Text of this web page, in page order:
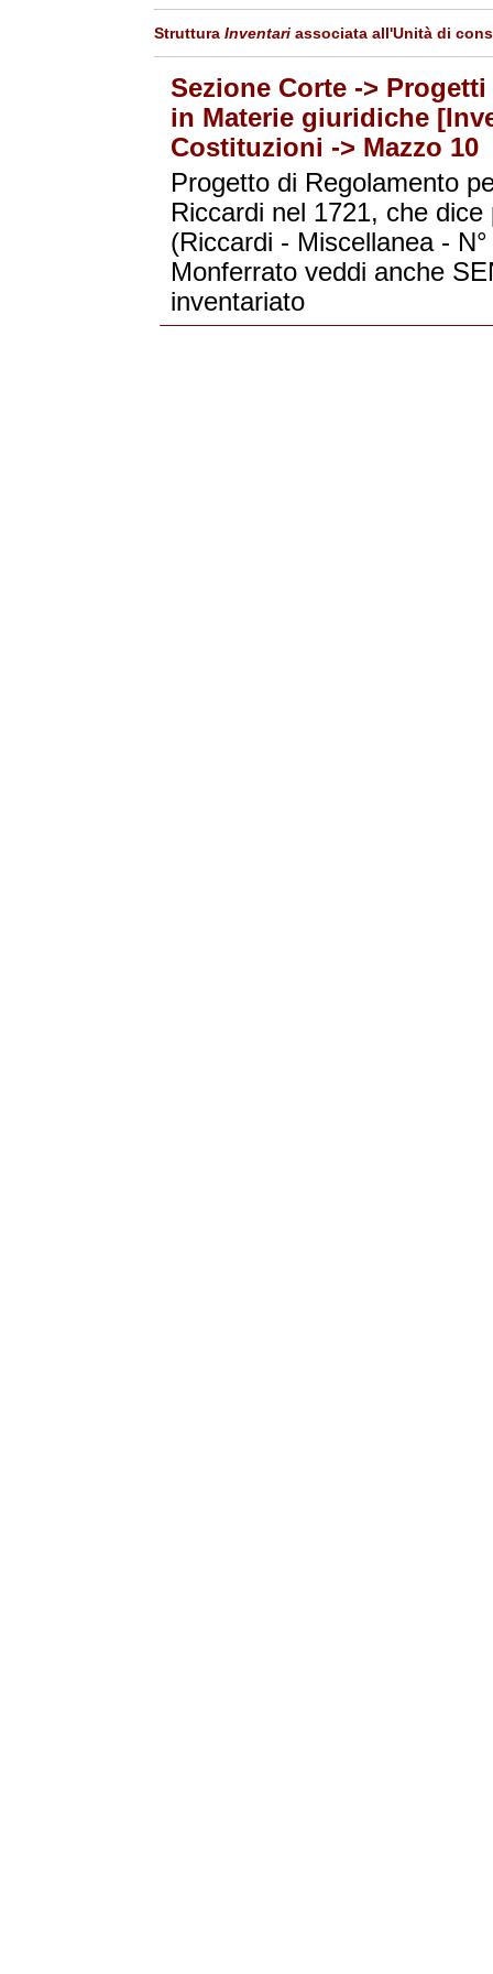
Struttura Inventari associata all'Unità di
Sezione Corte ->
in Materie giuridiche
Costituzioni -> Mazzo 10
Progetto di Regolamento
Riccardi nel 1721, che
(Riccardi - Miscellanea -
Monferrato veddi anche
inventariato